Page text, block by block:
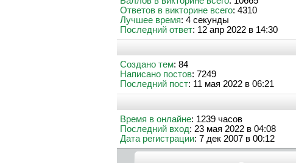
Ответов в викторине всего: 4310
Лучшее время: 4 секунды
Последний ответ: 12 апр 2022 в 14:30
Создано тем: 84
Написано постов: 7249
Последний пост: 11 мая 2022 в 06:21
Время в онлайне: 1239 часов
Последний вход: 23 мая 2022 в 04:08
Дата регистрации: 7 дек 2007 в 00:12